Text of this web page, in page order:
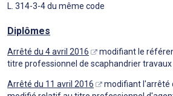
L. 314-3-4 du même code
Diplômes
Arrêté du 4 avril 2016
modifiant le
titre professionnel de scaphandrier travaux
Arrêté du 11 avril 2016
modifiant l'arrêté